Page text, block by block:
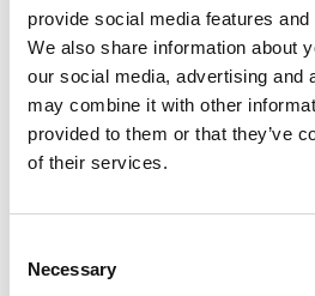
provide social media features
We also share information about
our social media, advertising and
may combine it with other
provided to them or that they’ve
of their services.
Selection
Necessary
dla człowieka pył PM2,5 ma
Gdańsk, Sopot i Gdynia
. Jednak
uwagę w tych badaniach brane były
zamieszkuje powyżej 100 tys.
gdzie również jest bardzo dobra
się także
Słupsk, Koszalin oraz
Gdzie w Polsce
najczystsze